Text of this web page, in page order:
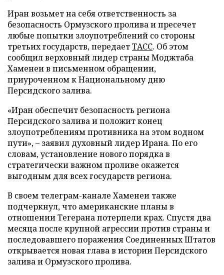
Иран возьмет на себя ответственность за
безопасность Ормузского пролива и пресечет
любые попытки злоупотреблений со стороны
третьих государств, передаетТАСС. Об этом
сообщил верховный лидер страны Моджтаба
Хаменеи в письменном обращении,
приуроченном к Национальному дню
Персидского залива.
«Иран обеспечит безопасность региона
Персидского залива и положит конец
злоупотреблениям противника на этом водном
пути», – заявил духовный лидер Ирана. По его
словам, установление нового порядка в
стратегически важном проливе окажется
выгодным для всех государств региона.
В своем телеграм-канале Хаменеи также
подчеркнул, что американские планы в
отношении Тегерана потерпели крах. Спустя два
месяца после крупной агрессии против страны и
последовавшего поражения Соединенных Штатов
открывается новая глава в истории Персидского
залива и Ормузского пролива.